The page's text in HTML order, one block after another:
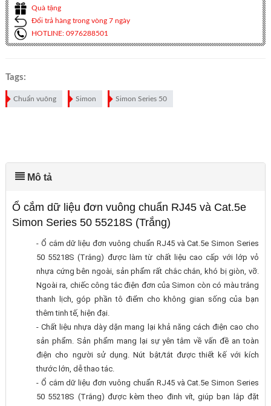
Quà tặng
Đổi trả hàng trong vòng 7 ngày
HOTLINE: 0976288501
Tags:
Chuẩn vuông Simon Simon Series 50
Mô tả
Ổ cắm dữ liệu đơn vuông chuẩn RJ45 và Cat.5e
Simon Series 50 55218S (Trắng)
- Ổ cắm dữ liệu đơn vuông chuẩn RJ45 và Cat.5e Simon Series
50 55218S (Trắng) được làm từ chất liệu cao cấp với lớp vỏ
nhựa cứng bên ngoài, sản phẩm rất chắc chắn, khó bị giòn, vỡ.
Ngoài ra, chiếc công tắc điện đơn của Simon còn có màu trắng
thanh lịch, góp phần tô điểm cho không gian sống của bạn
thêm tinh tế, hiện đại.
- Chất liệu nhựa dày dặn mang lại khả năng cách điện cao cho
sản phẩm. Sản phẩm mang lại sự yên tâm về vấn đề an toàn
điện cho người sử dụng. Nút bật/tắt được thiết kế với kích
thước lớn, dễ thao tác.
- Ổ cắm dữ liệu đơn vuông chuẩn RJ45 và Cat.5e Simon Series
50 55218S (Trắng) được kèm theo đinh vít, giúp bạn lắp đặt